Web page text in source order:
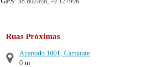
Ruas Próximas
Apartado 1001, Camarate
0 m